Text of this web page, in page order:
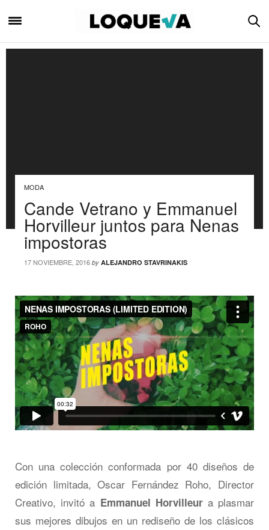
MODA
Cande Vetrano y Emmanuel
Horvilleur juntos para Nenas
impostoras
17 NOVIEMBRE, 2016 by ALEJANDRO STAVRINAKIS
Con una colección conformada por 40 diseños de
edición limitada, Oscar Fernández Roho, Director
Creativo, invitó a Emmanuel Horvilleur a plasmar
sus mejores dibujos en un rediseño de los clásicos